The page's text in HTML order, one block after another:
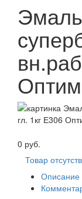
Оптим
0 руб.
Товар
Описание